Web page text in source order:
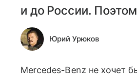
и до России.
Юрий Урюков
Mercedes-Benz не хочет